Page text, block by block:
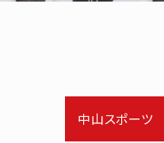
中山スポーツ